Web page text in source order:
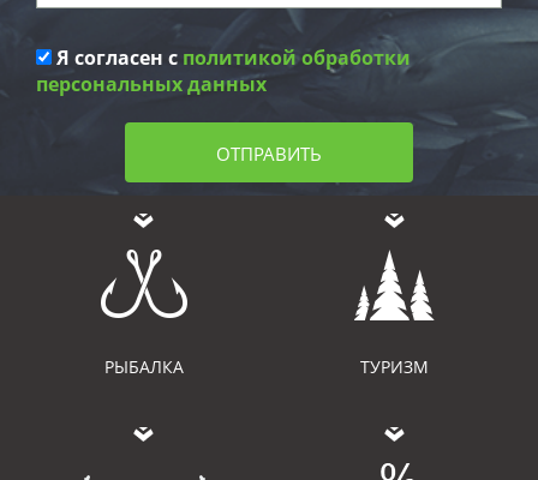
Я согласен с политикой обработки
персональных данных
ОТПРАВИТЬ
РЫБАЛКА ТУРИЗМ